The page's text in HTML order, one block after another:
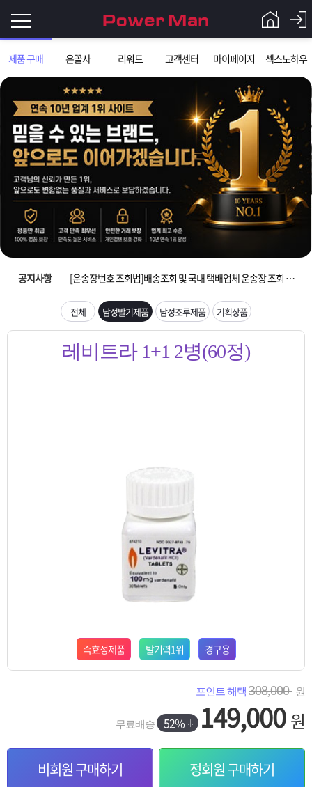
제품 구매 은꼴사 리워드 고객센터 마이페이지 섹스노하우
그
인
이
필
요
니
로
Q&A
파
워
맨
제
품
은
공지사항
입금확인이 안되는 상황을 대비해 꼭 입금후 고객센터 연락바랍니다.
[2026구정 연휴]설 연휴 배송 및 휴무 안내
[ios앱 오픈]아이폰 고객 앱설치 가능합니다.
[무인택배함 이용 안내] 집 밖에 주소로 택배 받기
전체 남성발기제품 남성조루제품 기획상품
레비트라 1+1 2병(60정)
즉효성제품 발기력1위 경구용
포인트 해택 308,000 원
무료배송 52% 149,000원
비회원 구매하기 정회원 구매하기